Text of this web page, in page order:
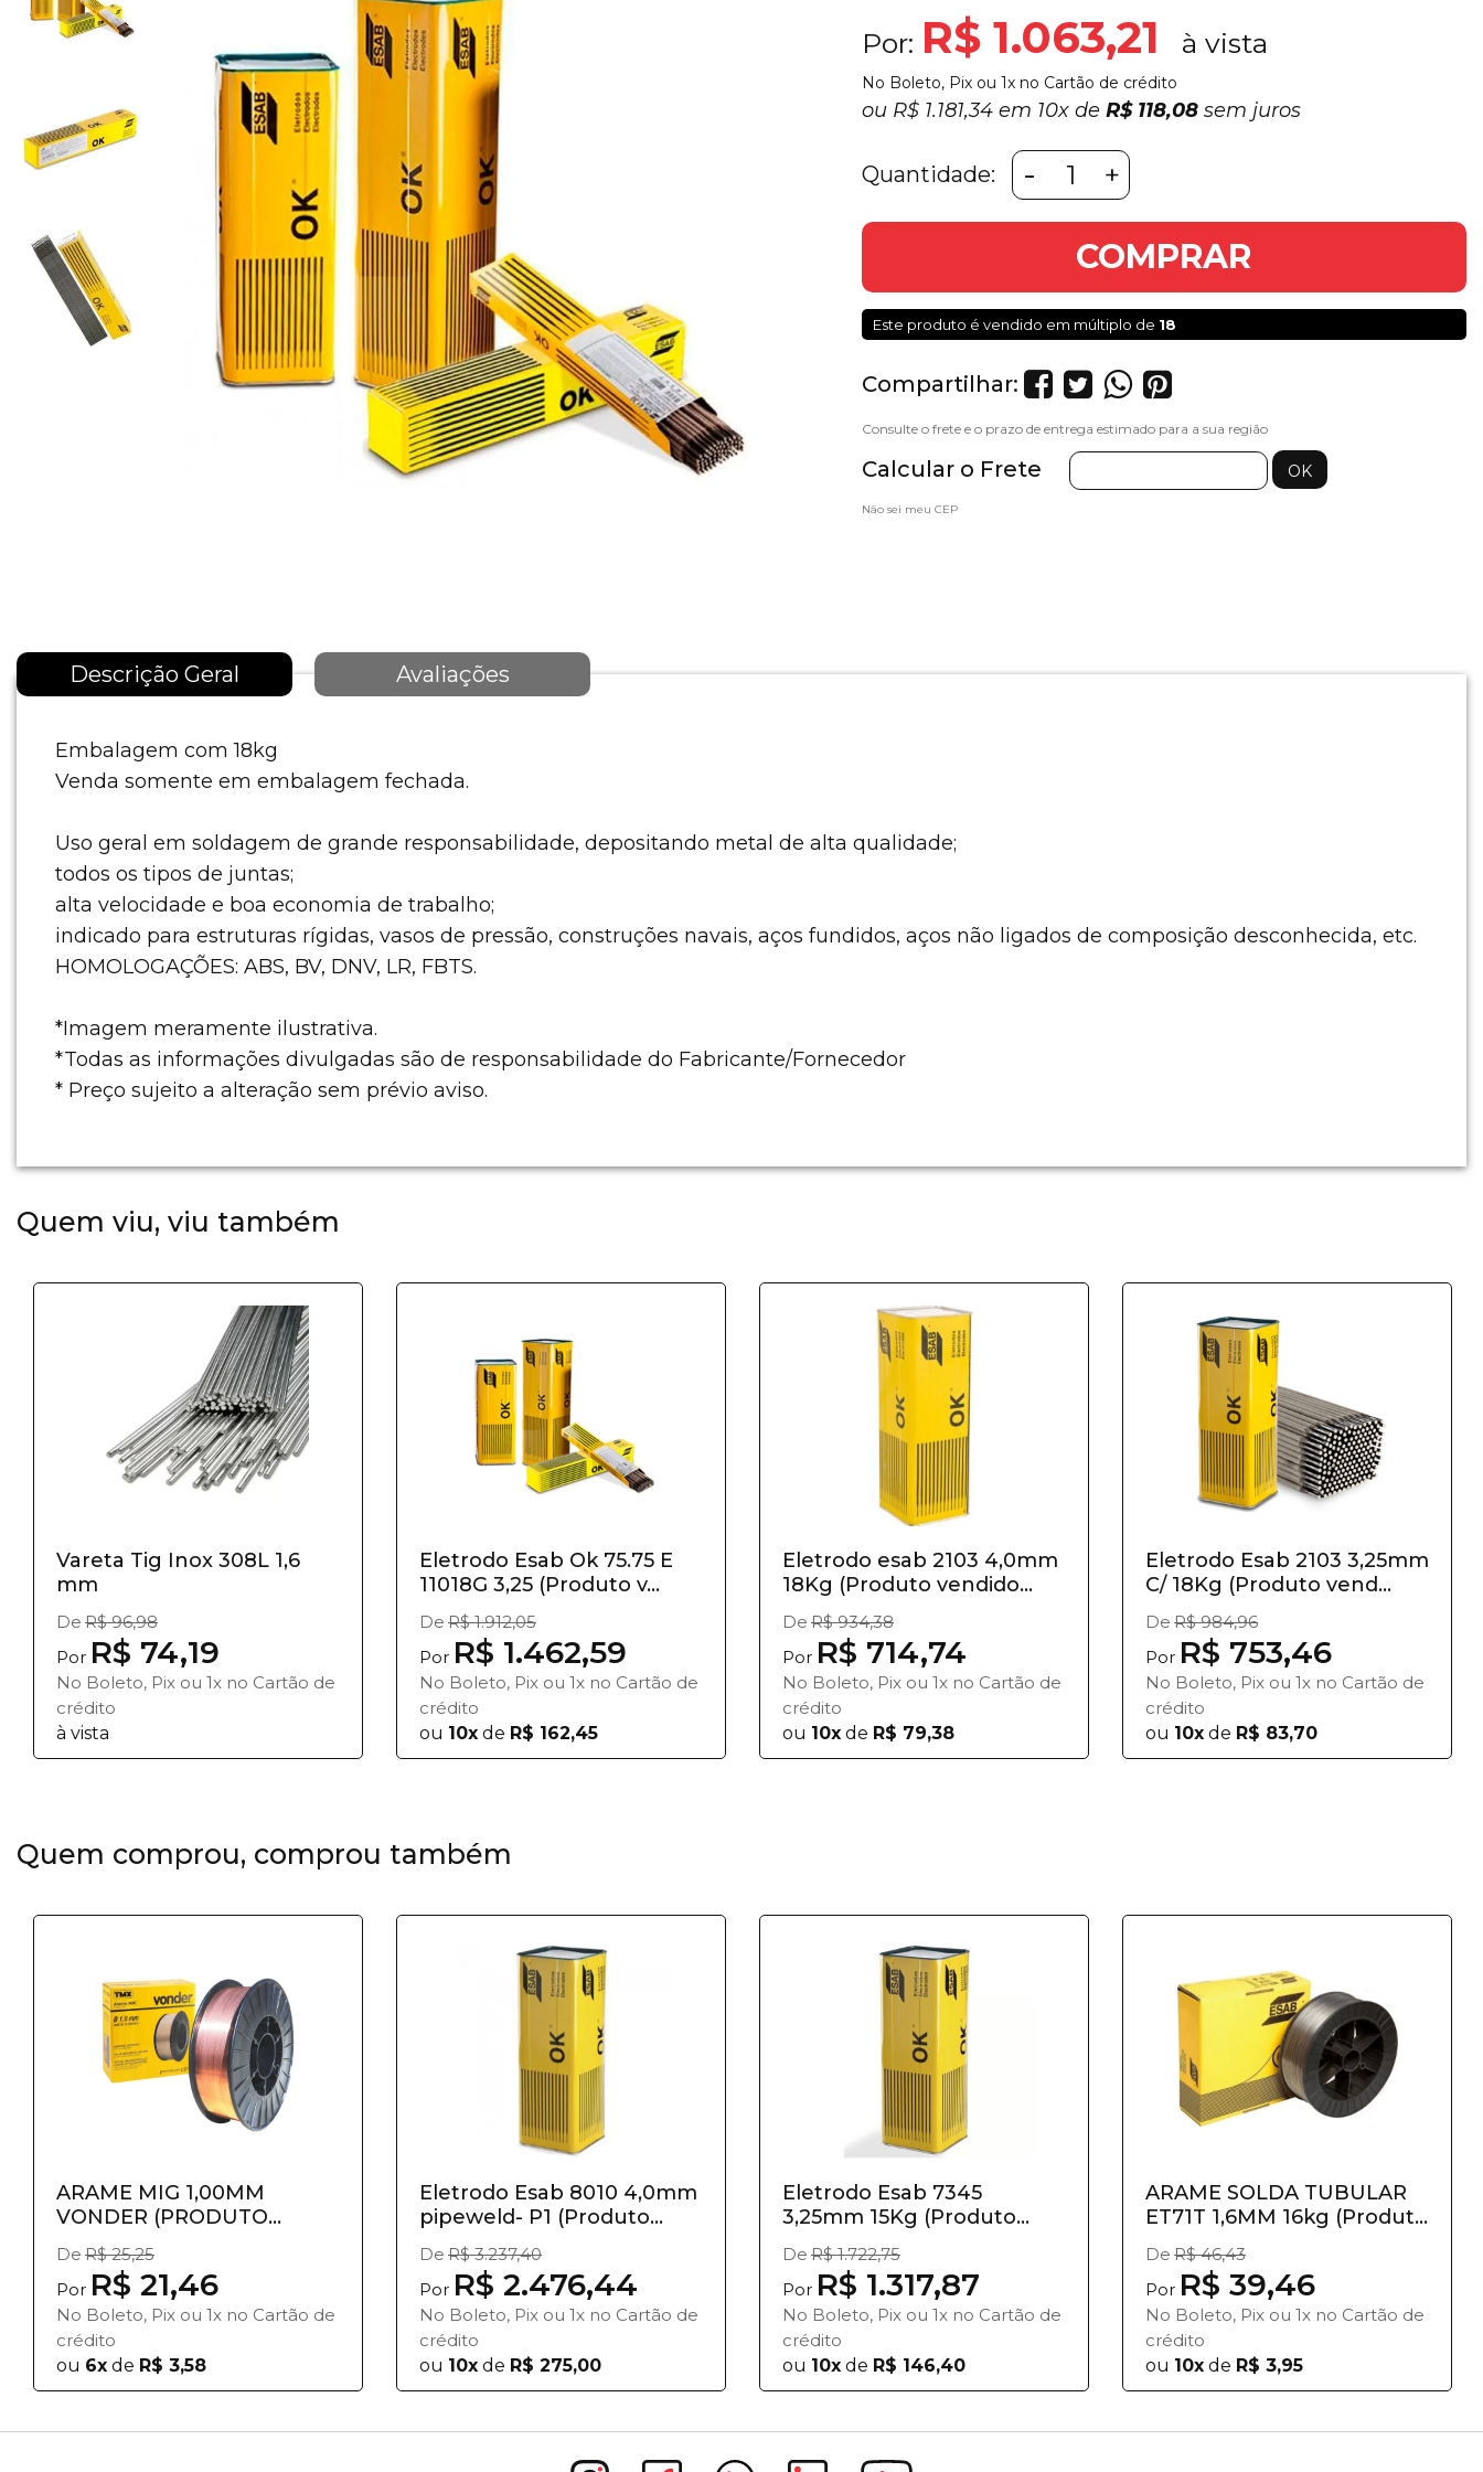
Por: R$ 1.063,21
No Boleto, Pix ou 1x no Cartão de crédito
ou R$ 1.181,34 em 10xde R$ 118,08sem juros
Quantidade: - +
COMPRAR
Este produto é vendido em múltiplo de 18
Compartilhar:
Calcular o Frete
Não sei meu CEP
Descrição Geral Avaliações
Embalagem com 18kg
Venda somente em embalagem fechada.
Uso geral em soldagem de grande responsabilidade, depositando metal de alta qualidade;
todos os tipos de juntas;
alta velocidade e boa economia de trabalho;
indicado para estruturas rígidas, vasos de pressão, construções navais, aços fundidos, aços não ligados de composição desconhecida, etc.
HOMOLOGAÇÕES: ABS, BV, DNV, LR, FBTS.
*Imagem meramente ilustrativa.
*Todas as informações divulgadas são de responsabilidade do Fabricante/Fornecedor
* Preço sujeito a alteração sem prévio aviso.
Quem viu, viu também
Vareta Tig Inox 308L 1,6
mm
De R$ 96,98
Por R$ 74,19
No Boleto, Pix ou 1x no Cartão de
crédito
à vista
Eletrodo Esab Ok 75.75 E
11018G 3,25 (Produto v...
De R$ 1.912,05
Por R$ 1.462,59
No Boleto, Pix ou 1x no Cartão de
crédito
ou 10x de R$ 162,45
Eletrodo esab 2103 4,0mm
18Kg (Produto vendido...
De R$ 934,38
Por R$ 714,74
No Boleto, Pix ou 1x no Cartão de
crédito
ou 10x de R$ 79,38
Eletrodo Esab 2103 3,25mm
C/ 18Kg (Produto vend...
De R$ 984,96
Por R$ 753,46
No Boleto, Pix ou 1x no Cartão de
crédito
ou 10x de R$ 83,70
Quem comprou, comprou também
ARAME MIG 1,00MM
VONDER (PRODUTO
VENDIDO C/ 15 KG)
De R$ 25,25
Por R$ 21,46
No Boleto, Pix ou 1x no Cartão de
crédito
ou 6x de R$ 3,58
Eletrodo Esab 8010 4,0mm
pipeweld- P1 (Produto...
De R$ 3.237,40
Por R$ 2.476,44
No Boleto, Pix ou 1x no Cartão de
crédito
ou 10x de R$ 275,00
Eletrodo Esab 7345
3,25mm 15Kg (Produto
vendido...
De R$ 1.722,75
Por R$ 1.317,87
No Boleto, Pix ou 1x no Cartão de
crédito
ou 10x de R$ 146,40
ARAME SOLDA TUBULAR
ET71T 1,6MM 16kg (Produto
De R$ 46,43
Por R$ 39,46
No Boleto, Pix ou 1x no Cartão de
crédito
ou 10x de R$ 3,95